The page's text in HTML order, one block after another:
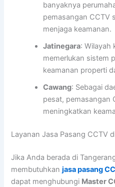
banyaknya
pemasangan CCTV
menjaga keamanan.
Jatinegara: Wilayah
memerlukan sistem
keamanan properti
Cawang: Sebagai
pesat, pemasangan
meningkatkan
Layanan Jasa Pasang CCTV
Jika Anda berada di
membutuhkanjasa pasang
dapat menghubungi Master